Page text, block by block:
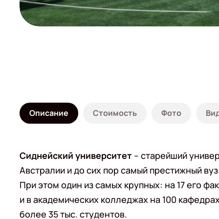
Описание Стоимость Фото
Сиднейский университет – старейший
Австралии и до сих пор самый престижный
При этом один из самых крупных: на 17 его
и в академических колледжах на 100
более 35 тыс. студентов.